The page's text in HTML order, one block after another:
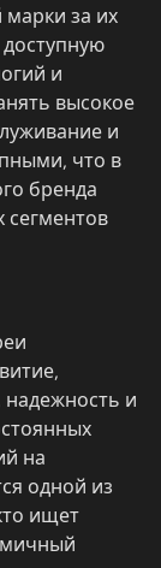
за их
и
высокое
и
что в
бренда
надежность и
на
одной из
ищет